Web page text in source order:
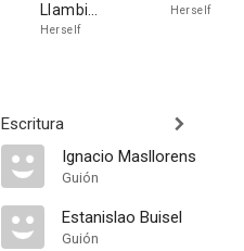
Llambi
Campbell
Herself
Herself
Escritura
Ignacio Masllorens
Guión
Estanislao Buisel
Guión